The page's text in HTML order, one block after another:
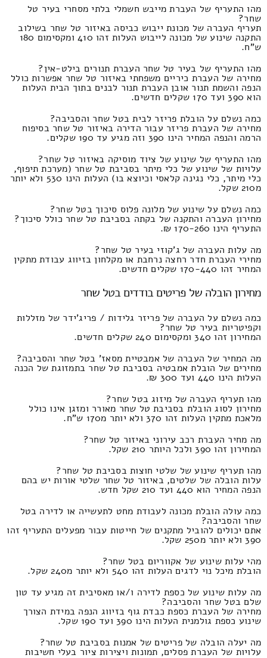
מהו התעריף של העברת מייבש חשמלי בלתי מסחרי בעיר טל
שחר?
תעריף העברה של מכונת ייבוש כביסה באיזור טל שחר בשילוב
התקנה שינוע של מכונה לייבוש העלות זהו 410 ומקסימום 180
ש"ח.
מהו התעריף של בעיר טל שחר העברת תנורים בילט-אין?
מחירה של העברת כיריים משפחתי באיזור טל שחר אפשרות כולל
הנפה והשמת תנור אובן העברת תנור לבנים בתוך הבית העלות
הוא 390 ועד 170 שקלים חדשים.
כמה נשלם על הובלת פריזר לבית בטל שחר והסביבה?
מחירה של העברת פריזר עבור הדירה באיזור טל שחר בסיפוח
הרמה והנפה המחיר הינו 390 וזה מגיע עד 190 שקלים.
מהו התעריף של שינוע של ציוד מוסיקה באיזור טל שחר?
עלויות של שינוע של כלי מיתר בסביבת טל שחר (מערכת תיפוף,
כלי מיתר, כלי נגינה קלאסי וכיוצא בו) העלות הינו 530 ולא יותר
מ210 שקל.
כמה נשלם על שינוע של מלונה פלוס סיכוך בטל שחר?
מחירון העברה והתקנה של בקתה בסביבת טל שחר כולל סיכוך?
התעריף הינו 170-260 ₪.
מה עלות העברה של ג'קוזי בעיר טל שחר?
מחירי העברת חדר רחצה נרחבת או מקלחון בזיווג עבודת מתקין
המחיר זהו 170-440 שקלים חדשים.
מחירון הובלה של פריטים בודדים בטל שחר
כמה נשלם על העברה של פריזר גלידות / פריג'ידר של מזללות
וקפיטריות בעיר טל שחר?
המחירון זהו 340 ומקסימום 240 שקלים חדשים.
מה המחיר של העברה של אמבטיית מסאז' בטל שחר והסביבה?
מחירים של הובלת אמבטיה בסביבת טל שחר בתמזוגת של הכנה
העלות הינו 440 ועד 300 ₪.
מהו תעריף העברה של מיזוג בטל שחר?
מחירון לסוג הובלת בסביבת טל שחר מאורר ומזגן אינו כולל
מלאכת מתקין העלות זהו 370 ולא יותר מ170 ש"ח.
מה מחיר העברת רכב עירוני באיזור טל שחר?
המחירון זהו 390 ולכל היותר 210 שקל.
מהו תעריף שינוע של שלטי חוצות בסביבת טל שחר?
עלות הובלה של שלטים, באיזור טל שחר שלטי אורות יש בהם
הנפה המחיר הוא 440 ועד 210 שקל חדש.
כמה עולה הובלת מכונה לעבודת מחט לתעשייה או לדירה בטל
שחר והסביבה?
אתם יכולים להוביל מתקנים של חייטות עבור מפעלים התעריף זהו
390 ולא יותר מ250 שקל.
מהי עלות שינוע של אקווריום בטל שחר?
הובלת מיכל נוי לדגים העלות זהו 540 ולא יותר מ240 שקל.
מה עלות שינוע של כספת לדירה ו/או מאסיבית זה מגיע עד טון
שלם בטל שחר והסביבה?
מחירה של העברת כספת כבדת גוף בזיווג הנפה במידת הצורך
שינוע כספת גולמנית העלות הינו 390 ועד 190 שקל.
מה יעלה הובלה של פריטים של אמנות בסביבת טל שחר?
עלויות של העברת פסלים, תמונות ויצירות ציור בעלי חשיבות